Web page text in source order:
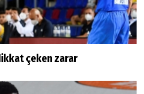
çeken zarar